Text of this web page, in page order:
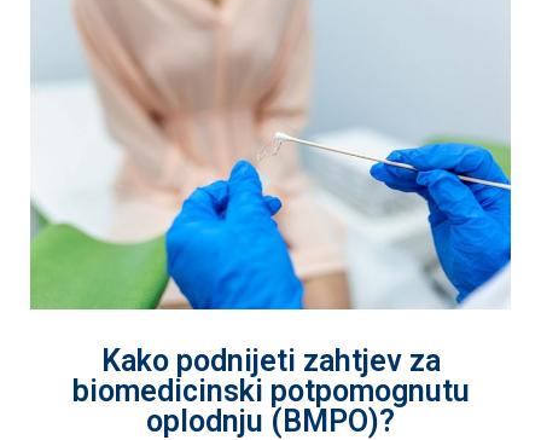
Kako podnijeti zahtjev za
biomedicinski potpomognutu
oplodnju (BMPO)?